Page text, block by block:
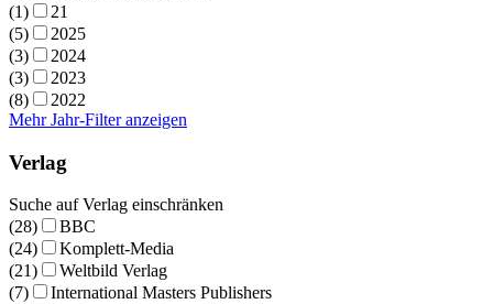
(1)
21
(5)
2025
(3)
2024
(3)
2023
(8)
2022
Mehr Jahr-Filter anzeigen
Verlag
Suche auf Verlag einschränken
(28)
BBC
(24)
Komplett-Media
(21)
Weltbild Verlag
(7)
International Masters Publishers